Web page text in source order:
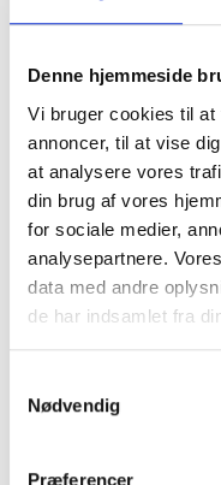
Denne hjemmeside
Vi bruger cookies til
annoncer, til at vise
at analysere vores
din brug af vores
for sociale medier,
analysepartnere.
data med andre
de har indsamlet fra
Nødvendig
Præferencer
128
128